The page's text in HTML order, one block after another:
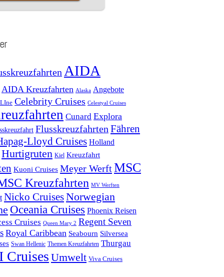
AIDA
AIDA Kreuzfahrten Alaska Angebote
Celebrity Cruises Celestyal Cruises
Cunard Explora
Flusskreuzfahrten Fähren
Lloyd Cruises Holland
Hurtigruten Kiel Kreuzfahrt
Kuoni Cruises Meyer WerftMSC
Kreuzfahrten MV Werften
Nicko CruisesNorwegian
Oceania Cruises Phoenix Reisen
Cruises Queen Mary 2 Regent Seven
Royal Caribbean Seabourn Silversea
Swan Hellenic Themen Kreuzfahrten Thurgau
Cruises Umwelt Viva Cruises